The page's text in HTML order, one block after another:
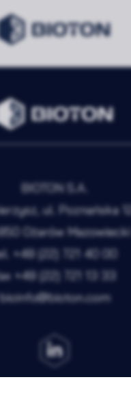
BIOTON S.A.
ul. Poznańska 12
Ożarów Mazowiecki
+48 (22) 721 40 00
+48 (22) 721 13 33
bioinfo@bioton.com